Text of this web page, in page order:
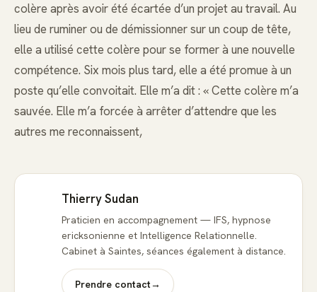
colère après avoir été écartée d’un projet au travail. Au
lieu de ruminer ou de démissionner sur un coup de tête,
elle a utilisé cette colère pour se former à une nouvelle
compétence. Six mois plus tard, elle a été promue à un
poste qu’elle convoitait. Elle m’a dit : « Cette colère m’a
sauvée. Elle m’a forcée à arrêter d’attendre que les
autres me reconnaissent,
Thierry Sudan
Praticien en accompagnement — IFS, hypnose
ericksonienne et Intelligence Relationnelle.
Cabinet à Saintes, séances également à distance.
Prendre contact→